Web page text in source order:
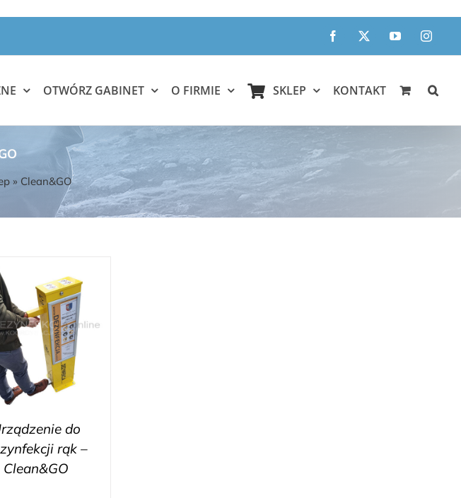
Facebook
X YouTube
OTWÓRZ GABINET O FIRMIE SKLEP KONTAKT
» Clean&GO
do
rąk –
Clean&GO